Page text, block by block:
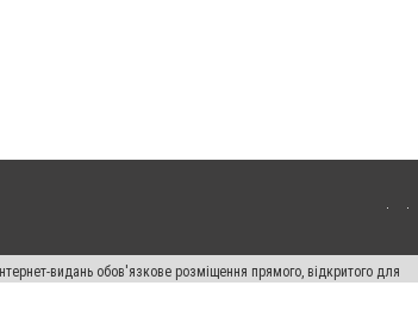
видань обов'язкове розміщення прямого, відкритого для